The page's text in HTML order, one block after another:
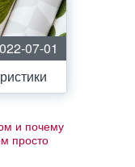
07-01
и почему
просто